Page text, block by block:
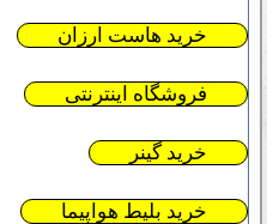
خرید هاست ارزان
فروشگاه اینترنتی
خرید گینر
خرید بلیط هواپیما